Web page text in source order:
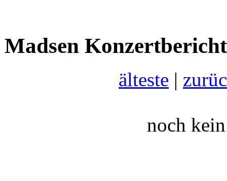
Madsen
älteste |
noch